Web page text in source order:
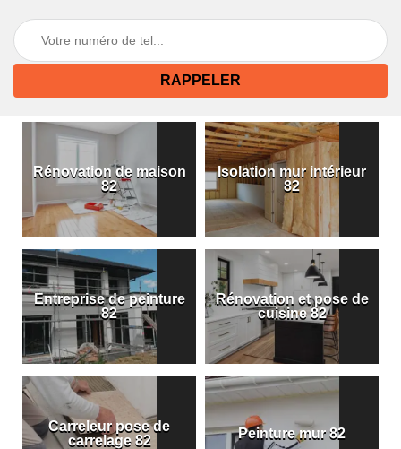
Rénovation de maison
82
Isolation mur intérieur
82
Entreprise de peinture
82
Rénovation et pose de
cuisine 82
Carreleur pose de
carrelage 82
Peinture mur 82